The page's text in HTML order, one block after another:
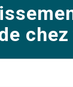
chez